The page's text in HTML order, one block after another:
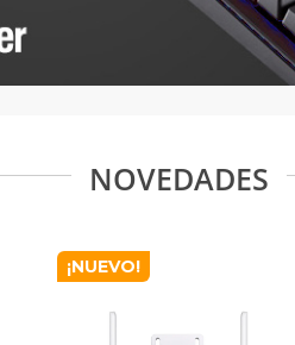
NOVEDADES
¡NUEVO!